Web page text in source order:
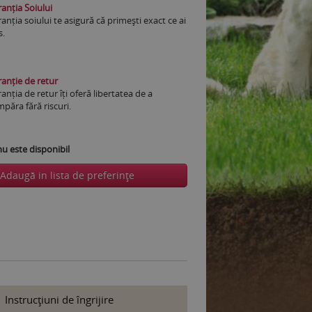
Soiului
soiului te asigură că primești exact ce ai
de retur
de retur îți oferă libertatea de a
fără riscuri.
este disponibil
Adaugă in lista de preferinţe
Instrucţiuni de îngrijire